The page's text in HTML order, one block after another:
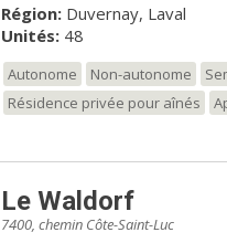
Région: Duvernay, Laval
Unités:48
Autonome Non-autonome
Résidence privée pour aînés
Le Waldorf
7400, chemin Côte-Saint-Luc